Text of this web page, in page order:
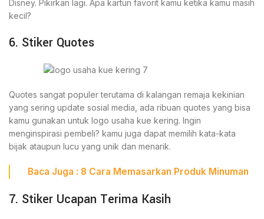
Disney. Pikirkan lagi. Apa kartun favorit kamu ketika kamu masih
kecil?
6. Stiker Quotes
Quotes sangat populer terutama di kalangan remaja kekinian
yang sering update sosial media, ada ribuan quotes yang bisa
kamu gunakan untuk logo usaha kue kering. Ingin
menginspirasi pembeli? kamu juga dapat memilih kata-kata
bijak ataupun lucu yang unik dan menarik.
Baca Juga : 8 Cara Memasarkan Produk Minuman
7. Stiker Ucapan Terima Kasih